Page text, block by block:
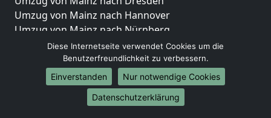
Umzug von Mainz nach Hannover
Umzug von Mainz nach Nürnberg
Umzug von Mainz nach Duisburg
Umzug von Mainz nach Bochum
Umzug von Mainz nach Wuppertal
Umzug von Mainz nach Bielefeld
Umzug von Mainz nach Bonn
Diese Internetseite verwendet Cookies um die
Benutzerfreundlichkeit zu verbessern.
Einverstanden
Nur notwendige Cookies
Datenschutzerklärung